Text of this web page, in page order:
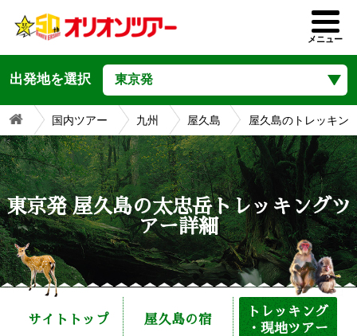
メニュー
出発地を選択
国内ツアー 九州 屋久島 屋久島のトレッキン
東京発 屋久島の太忠岳トレッキングツ
アー詳細
サイトトップ 屋久島の宿
トレッキング
・現地ツアー